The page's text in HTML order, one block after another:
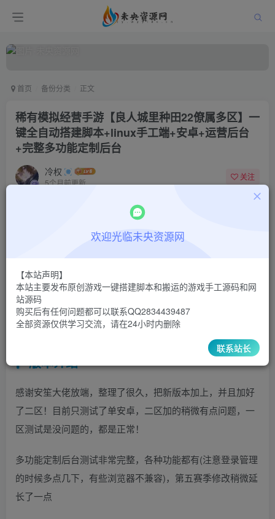
首页 备份分类 正文
稀有模拟经营手游【良人城里种田22僚属多区】一
键全自动搭建脚本+linux手工端+安卓+运营后台
+完整多功能定制后台
冷权
5个月前更新
关注
￥9.9 ￥ 30
版本介绍
感谢安笙大佬放端，整理了很久，把新版本加上，并且加好
了二区！目前只测试了单安卓，二区加的稍微有点问题，一
区测试是没问题的，都是正常！
多功能定制后台测试非常完整，各种功能都有(注意登录管理
的时候多点几下，有些浏览器不兼容)，第五赛季修改稍微延
长了一点
欢迎光临未央资源网
【本站声明】
本站主要发布原创游戏一键搭建脚本和搬运的游戏手工源码和网
站源码
购买后有任何问题都可以联系QQ2834439487
全部资源仅供学习交流，请在24小时内删除
联系站长